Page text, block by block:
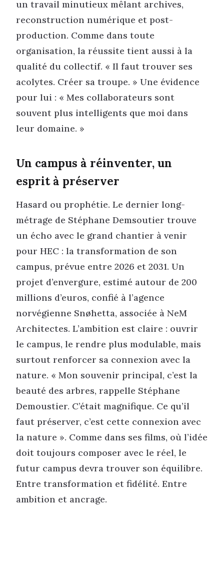
un travail minutieux mêlant archives,
reconstruction numérique et post-
production. Comme dans toute
organisation, la réussite tient aussi à la
qualité du collectif. « Il faut trouver ses
acolytes. Créer sa troupe. » Une évidence
pour lui : « Mes collaborateurs sont
souvent plus intelligents que moi dans
leur domaine. »
Un campus à réinventer, un
esprit à préserver
Hasard ou prophétie. Le dernier long-
métrage de Stéphane Demsoutier trouve
un écho avec le grand chantier à venir
pour HEC : la transformation de son
campus, prévue entre 2026 et 2031. Un
projet d’envergure, estimé autour de 200
millions d’euros, confié à l’agence
norvégienne Snøhetta, associée à NeM
Architectes. L’ambition est claire : ouvrir
le campus, le rendre plus modulable, mais
surtout renforcer sa connexion avec la
nature. « Mon souvenir principal, c’est la
beauté des arbres, rappelle Stéphane
Demoustier. C’était magnifique. Ce qu’il
faut préserver, c’est cette connexion avec
la nature ». Comme dans ses films, où l’idée
doit toujours composer avec le réel, le
futur campus devra trouver son équilibre.
Entre transformation et fidélité. Entre
ambition et ancrage.